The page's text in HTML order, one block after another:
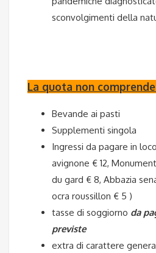
sconvolgimenti della
La quota non
Bevande ai pasti
Supplementi singola
Ingressi da pagare in
avignone € 12,
du gard € 8, Abbazia
ocra roussillon € 5 )
tasse di soggiorno da
previste
extra di carattere